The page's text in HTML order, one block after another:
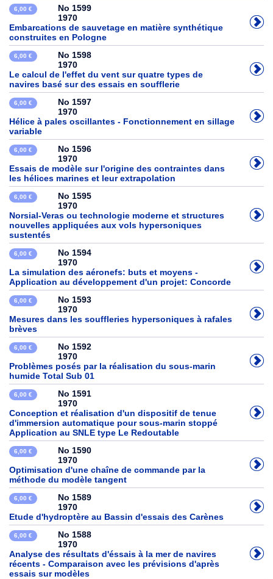
6,00 €
No 1599
1970
Embarcations de sauvetage en matière synthétique
construites en Pologne
6,00 €
No 1598
1970
Le calcul de l'effet du vent sur quatre types de
navires basé sur des essais en soufflerie
6,00 €
No 1597
1970
Hélice à pales oscillantes - Fonctionnement en sillage
variable
6,00 €
No 1596
1970
Essais de modèle sur l'origine des contraintes dans
les hélices marines et leur extrapolation
6,00 €
No 1595
1970
Norsial-Veras ou technologie moderne et structures
nouvelles appliquées aux vols hypersoniques
sustentés
6,00 €
No 1594
1970
La simulation des aéronefs: buts et moyens -
Application au développement d'un projet: Concorde
6,00 €
No 1593
1970
Mesures dans les souffleries hypersoniques à rafales
brèves
6,00 €
No 1592
1970
Problèmes posés par la réalisation du sous-marin
humide Total Sub 01
6,00 €
No 1591
1970
Conception et réalisation d'un dispositif de tenue
d'immersion automatique pour sous-marin stoppé
Application au SNLE type Le Redoutable
6,00 €
No 1590
1970
Optimisation d'une chaîne de commande par la
méthode du modèle tangent
6,00 €
No 1589
1970
Etude d'hydroptère au Bassin d'essais des Carènes
6,00 €
No 1588
1970
Analyse des résultats d'éssais à la mer de navires
récents - Comparaison avec les prévisions d'après
essais sur modèles